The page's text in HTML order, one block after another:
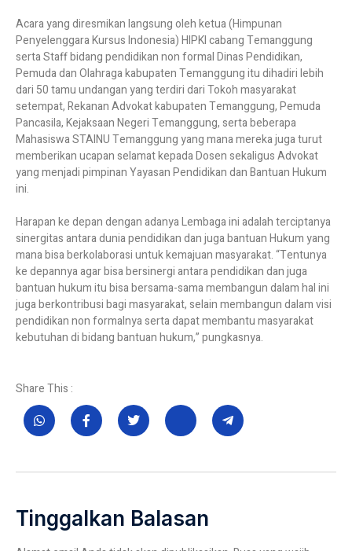
Acara yang diresmikan langsung oleh ketua (Himpunan
Penyelenggara Kursus Indonesia) HIPKI cabang Temanggung
serta Staff bidang pendidikan non formal Dinas Pendidikan,
Pemuda dan Olahraga kabupaten Temanggung itu dihadiri lebih
dari 50 tamu undangan yang terdiri dari Tokoh masyarakat
setempat, Rekanan Advokat kabupaten Temanggung, Pemuda
Pancasila, Kejaksaan Negeri Temanggung, serta beberapa
Mahasiswa STAINU Temanggung yang mana mereka juga turut
memberikan ucapan selamat kepada Dosen sekaligus Advokat
yang menjadi pimpinan Yayasan Pendidikan dan Bantuan Hukum
ini.
Harapan ke depan dengan adanya Lembaga ini adalah terciptanya
sinergitas antara dunia pendidikan dan juga bantuan Hukum yang
mana bisa berkolaborasi untuk kemajuan masyarakat. “Tentunya
ke depannya agar bisa bersinergi antara pendidikan dan juga
bantuan hukum itu bisa bersama-sama membangun dalam hal ini
juga berkontribusi bagi masyarakat, selain membangun dalam visi
pendidikan non formalnya serta dapat membantu masyarakat
kebutuhan di bidang bantuan hukum,” pungkasnya.
Share This :
Tinggalkan Balasan